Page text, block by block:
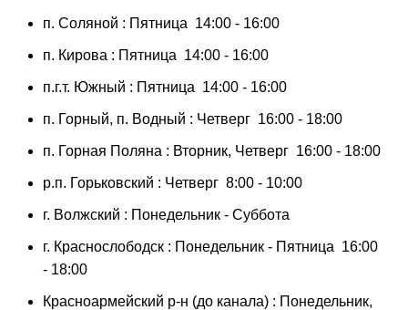
п. Соляной : Пятница 14:00 - 16:00
п. Кирова : Пятница 14:00 - 16:00
п.г.т. Южный : Пятница 14:00 - 16:00
п. Горный, п. Водный : Четверг 16:00 - 18:00
п. Горная Поляна : Вторник, Четверг 16:00 - 18:00
р.п. Горьковский : Четверг 8:00 - 10:00
г. Волжский : Понедельник - Суббота
г. Краснослободск : Понедельник - Пятница 16:00
- 18:00
Красноармейский р-н (до канала) : Понедельник,